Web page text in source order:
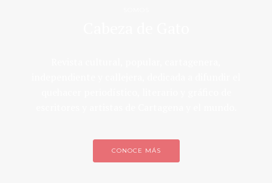
CONOCE MÁS